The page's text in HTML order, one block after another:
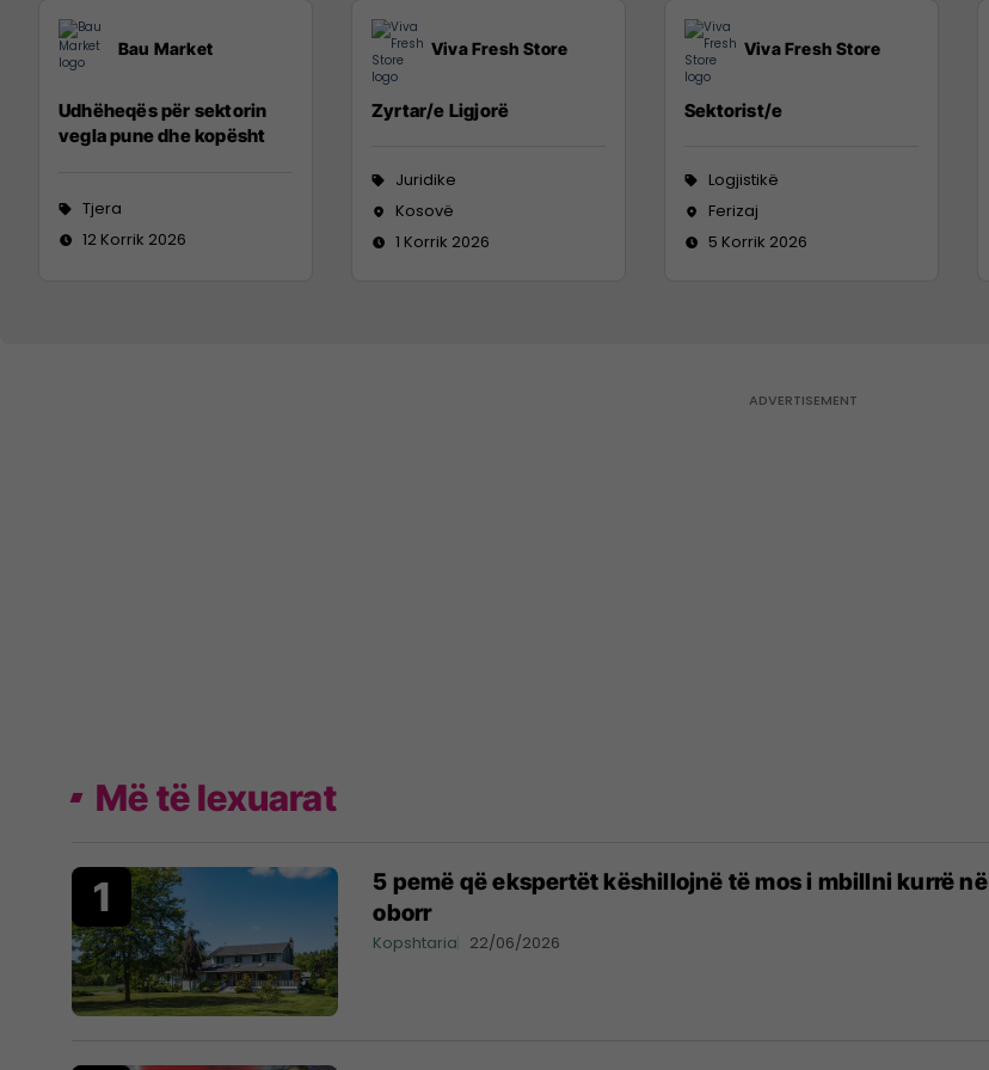
Bau Market
Udhëheqës për sektorin
vegla pune dhe kopësht
Tjera
12 Korrik 2026
Viva Fresh Store
Zyrtar/e Ligjorë
Juridike
Kosovë
1 Korrik 2026
Viva Fresh Store
Sektorist/e
Logjistikë
Ferizaj
5 Korrik 2026
Më të lexuarat
5 pemë që ekspertët këshillojnë të mos i mbillni kurrë në
oborr
Kopshtaria 22/06/2026